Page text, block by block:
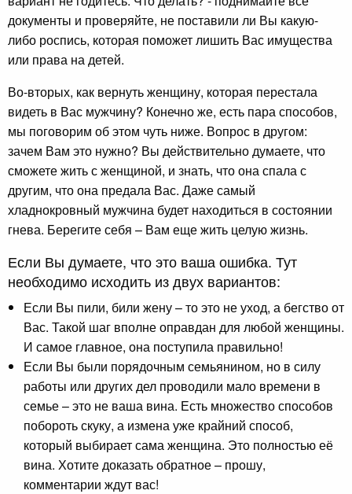
документы и проверяйте, не поставили ли Вы какую-
либо роспись, которая поможет лишить Вас имущества
или права на детей.
Во-вторых, как вернуть женщину, которая перестала
видеть в Вас мужчину? Конечно же, есть пара способов,
мы поговорим об этом чуть ниже. Вопрос в другом:
зачем Вам это нужно? Вы действительно думаете, что
сможете жить с женщиной, и знать, что она спала с
другим, что она предала Вас. Даже самый
хладнокровный мужчина будет находиться в состоянии
гнева. Берегите себя – Вам еще жить целую жизнь.
Если Вы думаете, что это ваша ошибка. Тут
необходимо исходить из двух вариантов:
Если Вы пили, били жену – то это не уход, а бегство от
Вас. Такой шаг вполне оправдан для любой женщины.
И самое главное, она поступила правильно!
Если Вы были порядочным семьянином, но в силу
работы или других дел проводили мало времени в
семье – это не ваша вина. Есть множество способов
побороть скуку, а измена уже крайний способ,
который выбирает сама женщина. Это полностью её
вина. Хотите доказать обратное – прошу,
комментарии ждут вас!